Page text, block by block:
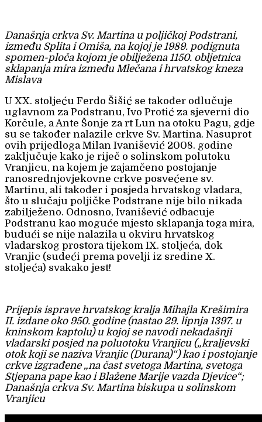
Današnja crkva Sv. Martina u poljičkoj Podstrani,
između Splita i Omiša, na kojoj je 1989. podignuta
spomen-ploča kojom je obilježena 1150. obljetnica
sklapanja mira između Mlečana i hrvatskog kneza
Mislava
U XX. stoljeću Ferdo Šišić se također odlučuje
uglavnom za Podstranu, Ivo Protić za sjeverni dio
Korčule, a Ante Šonje za rt Lun na otoku Pagu, gdje
su se također nalazile crkve Sv. Martina. Nasuprot
ovih prijedloga Milan Ivanišević 2008. godine
zaključuje kako je riječ o solinskom polutoku
Vranjicu, na kojem je zajamčeno postojanje
ranosrednjovjekovne crkve posvećene sv.
Martinu, ali također i posjeda hrvatskog vladara,
što u slučaju poljičke Podstrane nije bilo nikada
zabilježeno. Odnosno, Ivanišević odbacuje
Podstranu kao moguće mjesto sklapanja toga mira,
budući se nije nalazila u okviru hrvatskog
vladarskog prostora tijekom IX. stoljeća, dok
Vranjic (sudeći prema povelji iz sredine X.
stoljeća) svakako jest!
Prijepis isprave hrvatskog kralja Mihajla Krešimira
II. izdane oko 950. godine (nastao 29. lipnja 1397. u
kninskom kaptolu) u kojoj se navodi nekadašnji
vladarski posjed na poluotoku Vranjicu („kraljevski
otok koji se naziva Vranjic (Durana)“) kao i postojanje
crkve izgrađene „na čast svetoga Martina, svetoga
Stjepana pape kao i Blažene Marije vazda Djevice“;
Današnja crkva Sv. Martina biskupa u solinskom
Vranjicu